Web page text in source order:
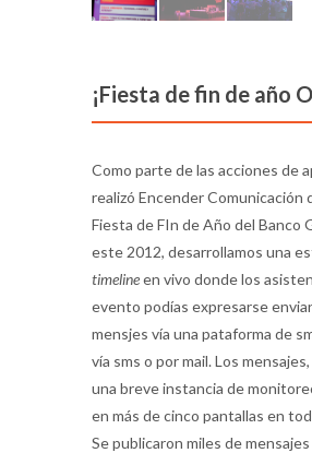
¡Fiesta de fin de año
Como parte de las acciones de
realizó Encender Comunicación
Fiesta de FIn de Año del Banco
este 2012, desarrollamos una
timelineen vivo donde los
evento podías expresarse
mensjes vía una pataforma de
vía sms o por mail. Los
una breve instancia de
en más de cinco pantallas en
Se publicaron miles de